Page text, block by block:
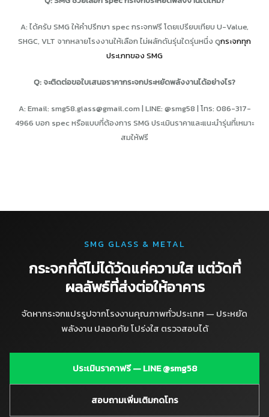
A: ได้ครับ SMG ให้คำปรึกษา spec กระจกฟรี โดยเปรียบเทียบ U-Value,
SHGC, VLT จากหลายโรงงานให้เลือก ไม่ผลักดันรุ่นใดรุ่นหนึ่ง ดูกระจกทุก
ประเภทของ SMG
Q: จะติดต่อขอใบเสนอราคากระจกประหยัดพลังงานได้อย่างไร?
A: Email: smg58.glass@gmail.com | LINE: @smg58 | โทร: 086-317-
4966 บอก spec หรือแบบที่ต้องการ SMG ประเมินราคาและแนะนำรุ่นที่เหมาะ
สมให้ฟรี
SMG GLASS & METAL
กระจกที่ดีไม่ได้วัดแค่ความใส แต่วัดที่
ผลลัพธ์ที่ส่งต่อให้อาคาร
จัดหากระจกแปรรูปจากโรงงานคุณภาพทั่วประเทศ — ประหยัด
พลังงาน ปลอดภัย โปร่งใส ตรวจสอบได้
ประเมินราคาฟรี — LINE @smg58
สอบถามเพิ่มเติมกดโทร